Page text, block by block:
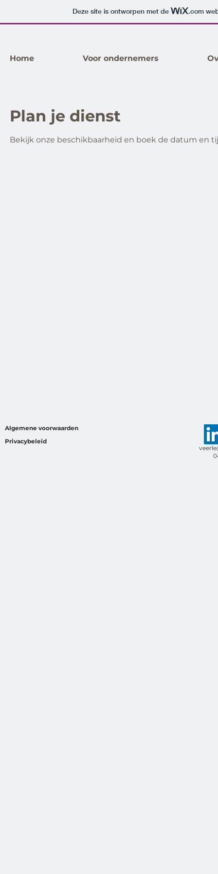
Deze site is ontworpen met de .com
Home Voor ondernemers
Plan je dienst
Bekijk onze beschikbaarheid en boek de datum en
Algemene voorwaarden
Privacybeleid